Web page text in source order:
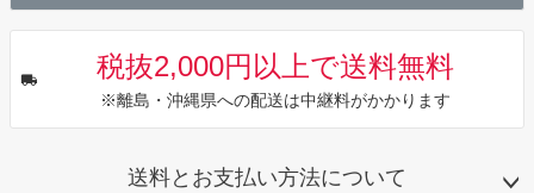
税抜2,000円以上で送料無料
※離島・沖縄県への配送は中継料がかかります
送料とお支払い方法について